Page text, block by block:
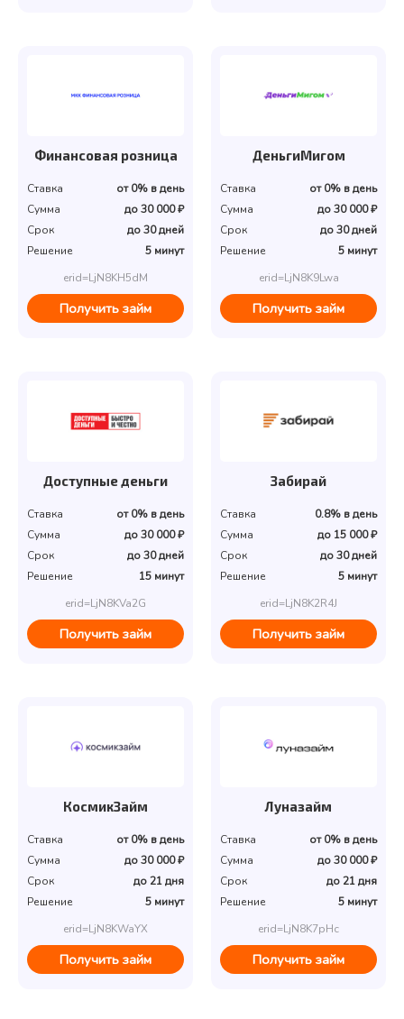
Финансовая розница
Ставка
от 0% в день
Сумма
до 30 000 ₽
Срок
до 30 дней
Решение
5 минут
erid=LjN8KH5dM
Получить займ
ДеньгиМигом
Ставка
от 0% в день
Сумма
до 30 000 ₽
Срок
до 30 дней
Решение
5 минут
erid=LjN8K9Lwa
Получить займ
Доступные деньги
Ставка
от 0% в день
Сумма
до 30 000 ₽
Срок
до 30 дней
Решение
15 минут
erid=LjN8KVa2G
Получить займ
Забирай
Ставка
0.8% в день
Сумма
до 15 000 ₽
Срок
до 30 дней
Решение
5 минут
erid=LjN8K2R4J
Получить займ
КосмикЗайм
Ставка
от 0% в день
Сумма
до 30 000 ₽
Срок
до 21 дня
Решение
5 минут
erid=LjN8KWaYX
Получить займ
Луназайм
Ставка
от 0% в день
Сумма
до 30 000 ₽
Срок
до 21 дня
Решение
5 минут
erid=LjN8K7pHc
Получить займ